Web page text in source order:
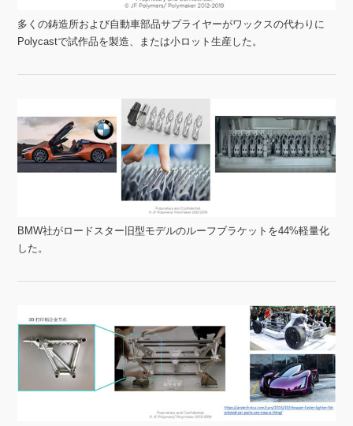
多くの鋳造所および自動車部品サプライヤーがワックスの代わりに
Polycastで試作品を製造、または小ロット生産した。
BMW社がロードスター旧型モデルのルーフブラケットを44%軽量化
した。